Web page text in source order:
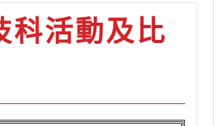
科活動及比